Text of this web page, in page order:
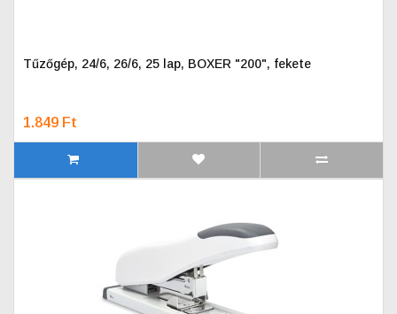
Tűzőgép, 24/6, 26/6, 25 lap, BOXER "200", fekete
1.849 Ft